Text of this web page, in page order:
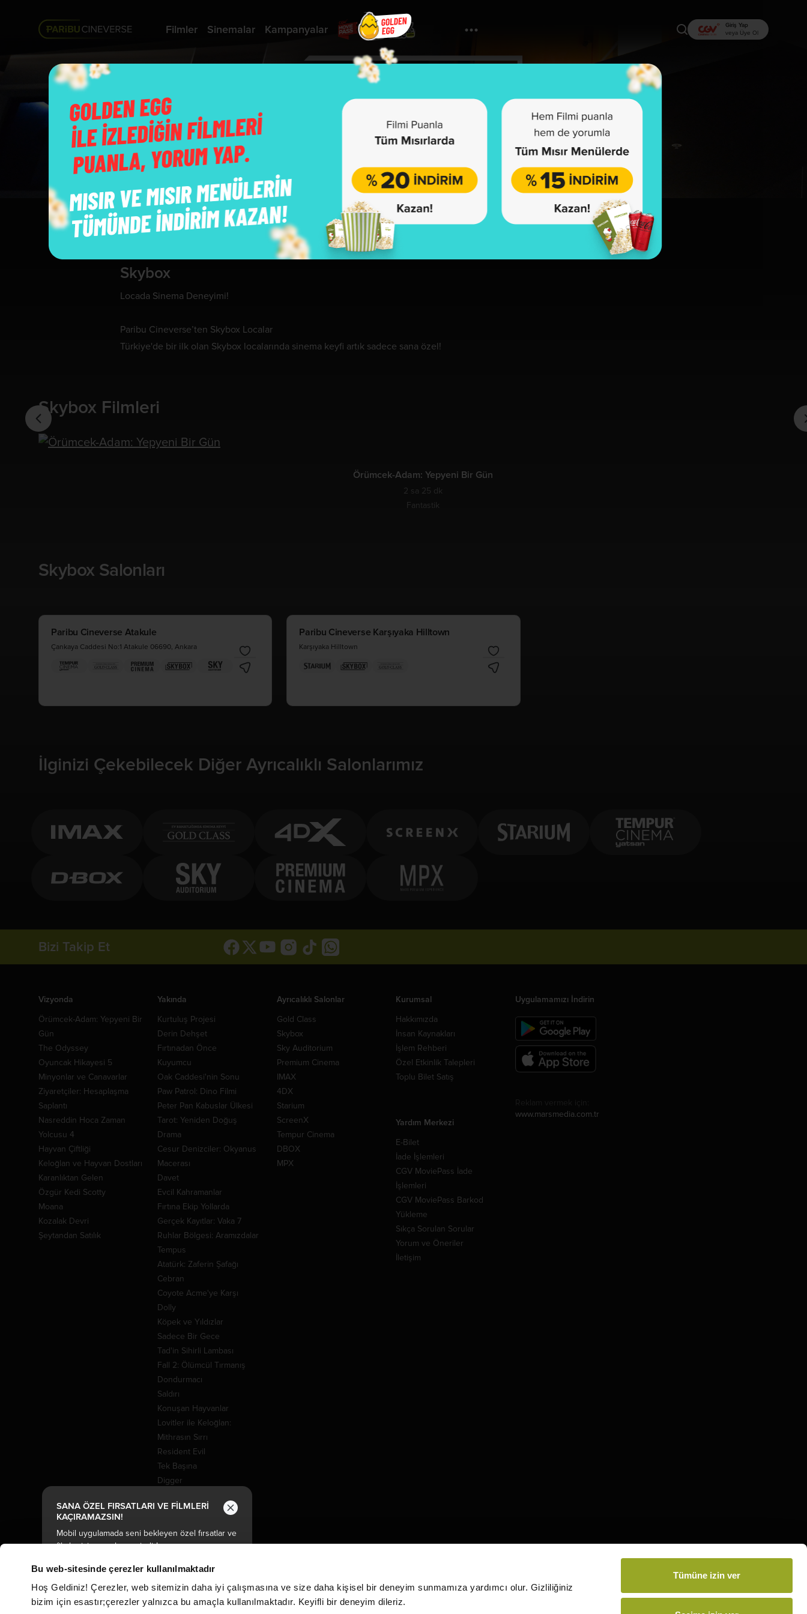
Bu web-sitesinde çerezler kullanılmaktadır
Hoş Geldiniz! Çerezler, web sitemizin daha iyi çalışmasına ve size daha kişisel bir deneyim sunmamıza yardımcı olur. Gizliliğiniz
bizim için esastır;çerezler yalnızca bu amaçla kullanılmaktadır. Keyifli bir deneyim dileriz.
Tümüne izin ver
Filmler Sinemalar Kampanyalar
Giriş Yap
veya Üye Ol
SANA ÖZEL FIRSATLARI VE FİLMLERİ
KAÇIRAMAZSIN!
Mobil uygulamada seni bekleyen özel fırsatlar ve
filmler için uygulamayı indir!
Ayrıcalıklı Salonlar Skybox
Skybox
Locada Sinema Deneyimi!
Paribu Cineverse’ten Skybox Localar
Türkiye'de bir ilk olan Skybox localarında sinema keyfi artık sadece sana özel!
Skybox Filmleri
Örümcek-Adam: Yepyeni Bir Gün
2 sa 25 dk
Fantastik
Skybox Salonları
Paribu Cineverse Atakule
Çankaya Caddesi No:1 Atakule 06690, Ankara
Paribu Cineverse Karşıyaka Hilltown
Karşıyaka Hilltown
İlginizi Çekebilecek Diğer Ayrıcalıklı Salonlarımız
Bizi Takip Et
Vizyonda
Örümcek-Adam: Yepyeni Bir
Gün
The Odyssey
Oyuncak Hikayesi 5
Minyonlar ve Canavarlar
Ziyaretçiler: Hesaplaşma
Saplantı
Nasreddin Hoca Zaman
Yolcusu 4
Hayvan Çiftliği
Keloğlan ve Hayvan Dostları
Karanlıktan Gelen
Özgür Kedi Scotty
Moana
Kozalak Devri
Şeytandan Satılık
Yakında
Kurtuluş Projesi
Derin Dehşet
Fırtınadan Önce
Kuyumcu
Oak Caddesi'nin Sonu
Paw Patrol: Dino Filmi
Peter Pan Kabuslar Ülkesi
Tarot: Yeniden Doğuş
Drama
Cesur Denizciler: Okyanus
Macerası
Davet
Evcil Kahramanlar
Fırtına Ekip Yollarda
Gerçek Kayıtlar: Vaka 7
Ruhlar Bölgesi: Aramızdalar
Tempus
Atatürk: Zaferin Şafağı
Cebran
Coyote Acme'ye Karşı
Dolly
Köpek ve Yıldızlar
Sadece Bir Gece
Tad'in Sihirli Lambası
Fall 2: Ölümcül Tırmanış
Dondurmacı
Saldırı
Konuşan Hayvanlar
Lovitler ile Keloğlan:
Mithrasın Sırrı
Resident Evil
Tek Başına
Digger
İstanbul
Sinemalar
CGV Arthouse
CGV Cinema Club
Ayrıcalıklı Salonlar
Gold Class
Skybox
Sky Auditorium
Premium Cinema
IMAX
4DX
Starium
ScreenX
Tempur Cinema
DBOX
MPX
Kurumsal
Hakkımızda
İnsan Kaynakları
İşlem Rehberi
Özel Etkinlik Talepleri
Toplu Bilet Satış
Yardım Merkezi
E-Bilet
İade İşlemleri
CGV MoviePass İade
İşlemleri
CGV MoviePass Barkod
Yükleme
Sıkça Sorulan Sorular
Yorum ve Öneriler
İletişim
Uygulamamızı İndirin
www.marsmedia.com.tr